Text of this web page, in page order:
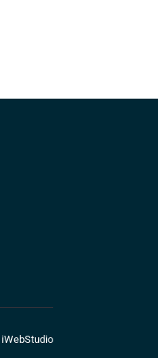
iWebStudio